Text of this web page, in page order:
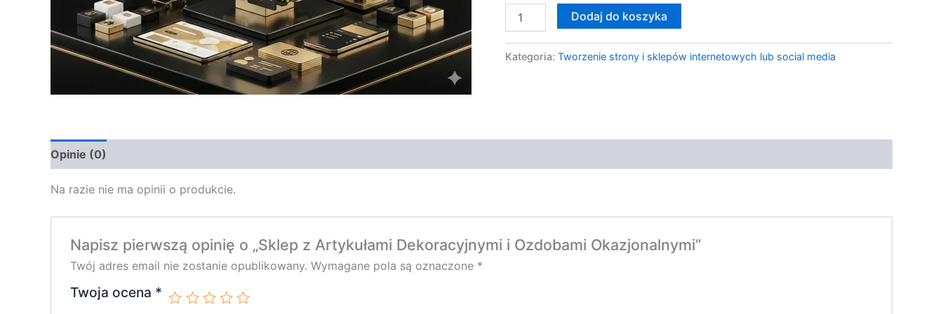
Dodaj do koszyka
Kategoria: Tworzenie strony i sklepów internetowych lub social media
Opinie (0)
Na razie nie ma opinii o produkcie.
Napisz pierwszą opinię o „Sklep z Artykułami Dekoracyjnymi i Ozdobami Okazjonalnymi”
Twój adres email nie zostanie opublikowany. Wymagane pola są oznaczone *
Twoja ocena *